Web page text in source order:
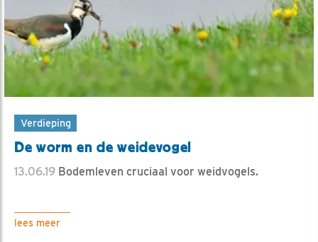
Verdieping
De worm en de weidevogel
13.06.19 Bodemleven cruciaal voor weidvogels.
lees meer